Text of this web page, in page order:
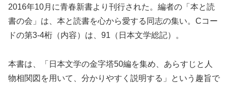
2016年10月に青春新書より刊行された。編者の「本と読
書の会」は、本と読書を心から愛する同志の集い。Cコー
ドの第3-4桁（内容）は、91（日本文学総記）。
本書は、「日本文学の金字塔50編を集め、あらすじと人
物相関図を用いて、分かりやすく説明する」という趣旨で